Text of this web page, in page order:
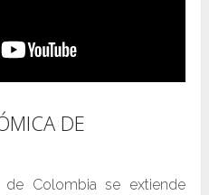
DE
de Colombia se extiende